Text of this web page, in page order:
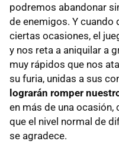
podremos abandonar
de enemigos. Y cuando
ciertas ocasiones, el
y nos reta a aniquilar a
muy rápidos que nos
su furia, unidas a sus
lograrán romper
en más de una ocasión,
que el nivel normal de
se agradece.